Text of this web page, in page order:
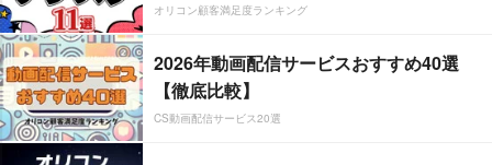
オリコン顧客満足度ランキング
2026年動画配信サービスおすすめ40選
【徹底比較】
CS動画配信サービス20選